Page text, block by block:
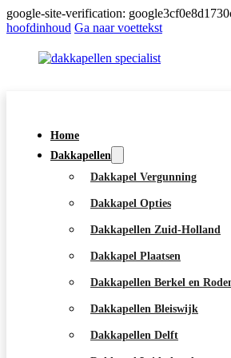
google-site-verification:
hoofdinhoud Ga naar voettekst
Home
Dakkapellen
Dakkapel Vergunning
Dakkapel Opties
Dakkapellen Zuid-Holland
Dakkapel Plaatsen
Dakkapellen Berkel en
Dakkapellen Bleiswijk
Dakkapellen Delft
Meer licht, meer
en meer waarde.